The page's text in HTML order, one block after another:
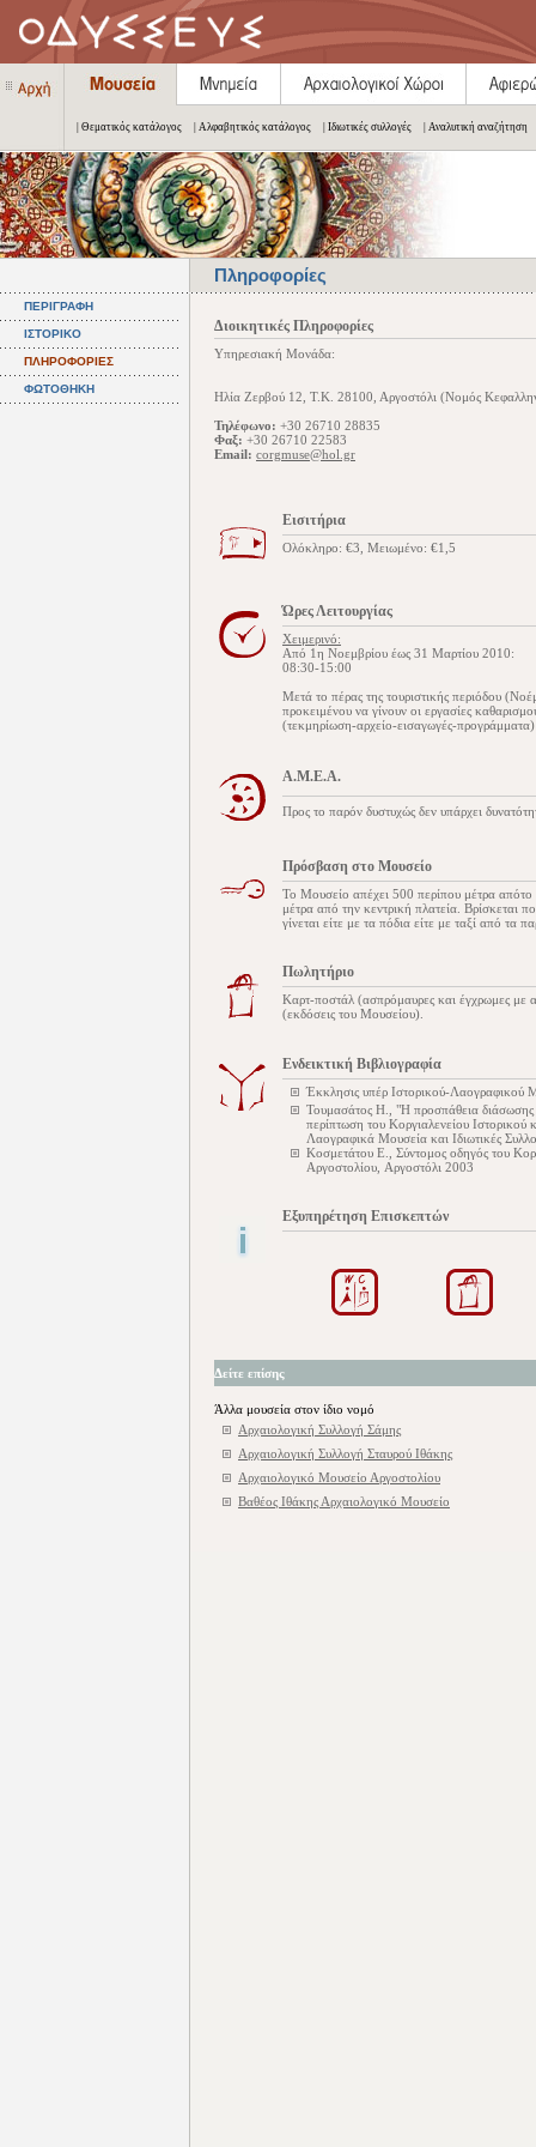
| Θεματικός κατάλογος | Αλφαβητικός κατάλογος | Ιδιωτικές συλλογές | Αναλυτική αναζήτηση
Πληροφορίες
ΠΕΡΙΓΡΑΦΗ
ΙΣΤΟΡΙΚΟ
ΠΛΗΡΟΦΟΡΙΕΣ
ΦΩΤΟΘΗΚΗ
Διοικητικές Πληροφορίες
Υπηρεσιακή Μονάδα:
Ηλία Ζερβού 12, Τ.Κ. 28100, Αργοστόλι (Νομός
Τηλέφωνο: +30 26710 28835
Φαξ: +30 26710 22583
Email: corgmuse@hol.gr
Εισιτήρια
Ολόκληρο: €3, Μειωμένο: €1,5
Ώρες Λειτουργίας
Χειμερινό:
Από 1η Νοεμβρίου έως 31 Μαρτίου 2010:
08:30-15:00
Μετά το πέρας της τουριστικής περιόδου
προκειμένου να γίνουν οι εργασίες
(τεκμηρίωση-αρχείο-εισαγωγές-προγράμματα)
Α.Μ.Ε.Α.
Προς το παρόν δυστυχώς δεν υπάρχει
Πρόσβαση στο Μουσείο
Το Μουσείο απέχει 500 περίπου μέτρα
μέτρα από την κεντρική πλατεία. Βρίσκεται
γίνεται είτε με τα πόδια είτε με ταξί από τα
Πωλητήριο
Καρτ-ποστάλ (ασπρόμαυρες και έγχρωμες με
(εκδόσεις του Μουσείου).
Ενδεικτική Βιβλιογραφία
Έκκλησις υπέρ Ιστορικού-Λαογραφικού
Τουμασάτος Η., "Η προσπάθεια διάσωσης
περίπτωση του Κοργιαλενείου
Λαογραφικά Μουσεία και Ιδιωτικές
Κοσμετάτου Ε., Σύντομος οδηγός του
Αργοστολίου, Αργοστόλι 2003
Εξυπηρέτηση Επισκεπτών
Δείτε επίσης
Άλλα μουσεία στον ίδιο νομό
Αρχαιολογική Συλλογή Σάμης
Αρχαιολογική Συλλογή Σταυρού Ιθάκης
Αρχαιολογικό Μουσείο Αργοστολίου
Βαθέος Ιθάκης Αρχαιολογικό Μουσείο